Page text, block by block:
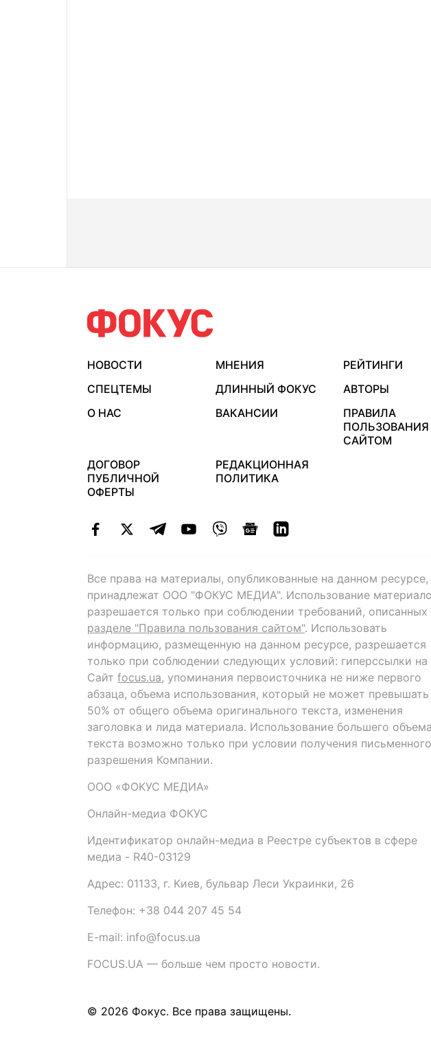
НОВОСТИ МНЕНИЯ
РЕЙТИНГИ
СПЕЦТЕМЫ
ДЛИННЫЙ ФОКУС
АВТОРЫ
О НАС
ВАКАНСИИ
ПРАВИЛА
ПОЛЬЗОВАНИЯ
САЙТОМ
ДОГОВОР
ПУБЛИЧНОЙ
ОФЕРТЫ
РЕДАКЦИОННАЯ
ПОЛИТИКА
Все права на материалы, опубликованные на данном ресурсе,
принадлежат ООО "ФОКУС МЕДИА". Использование
разрешается только при соблюдении требований, описанных
разделе "Правила пользования сайтом". Использовать
информацию, размещенную на данном ресурсе, разрешается
только при соблюдении следующих условий: гиперссылки на
Сайт focus.ua, упоминания первоисточника не ниже первого
абзаца, объема использования, который не может превышать
50% от общего объема оригинального текста, изменения
заголовка и лида материала. Использование большего объема
текста возможно только при условии получения письменного
разрешения Компании.
ООО «ФОКУС МЕДИА»
Онлайн-медиа ФОКУС
Идентификатор онлайн-медиа в Реестре субъектов в сфере
медиа - R40-03129
Адрес: 01133, г. Киев, бульвар Леси Украинки, 26
Телефон: +38 044 207 45 54
E-mail: info@focus.ua
FOCUS.UA — больше чем просто новости.
© 2026 Фокус. Все права защищены.